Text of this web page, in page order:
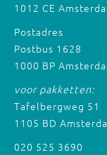
1012 CE
Postadres
Postbus 1628
1000 BP
voor pakketten:
Tafelbergweg 51
1105 BD
020 525 3690